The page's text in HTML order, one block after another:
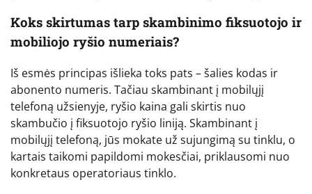
Koks skirtumas tarp skambinimo fiksuotojo ir
mobiliojo ryšio numeriais?
Iš esmės principas išlieka toks pats – šalies kodas ir
abonento numeris. Tačiau skambinant į mobilųjį
telefoną užsienyje, ryšio kaina gali skirtis nuo
skambučio į fiksuotojo ryšio liniją. Skambinant į
mobilųjį telefoną, jūs mokate už sujungimą su tinklu, o
kartais taikomi papildomi mokesčiai, priklausomi nuo
konkretaus operatoriaus tinklo.